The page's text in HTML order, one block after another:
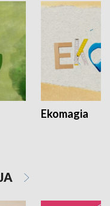
Ekomagia